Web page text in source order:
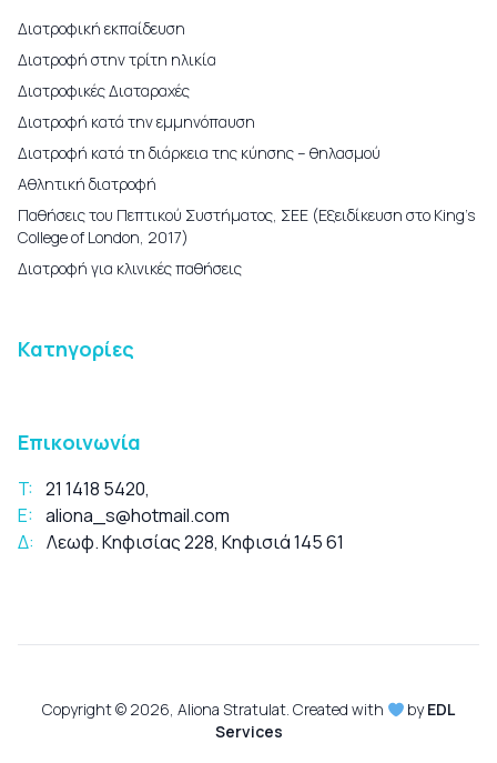
Διατροφική εκπαίδευση
Διατροφή στην τρίτη ηλικία
Διατροφικές Διαταραχές
Διατροφή κατά την εμμηνόπαυση
Διατροφή κατά τη διάρκεια της κύησης – θηλασμού
Αθλητική διατροφή
Παθήσεις του Πεπτικού Συστήματος, ΣΕΕ (Εξειδίκευση στο King’s
College of London, 2017)
Διατροφή για κλινικές παθήσεις
Κατηγορίες
Επικοινωνία
T: 21 1418 5420,
E: aliona_s@hotmail.com
Δ: Λεωφ. Κηφισίας 228, Κηφισιά 145 61
Copyright © 2026, Aliona Stratulat. Created with byEDL
Services